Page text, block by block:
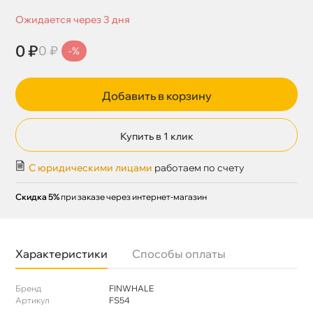
Ожидается через 3 дня
0 ₽0 ₽ -%
Добавить в корзину
Купить в 1 клик
С юридическими лицами работаем по счету
Скидка 5% при заказе через интернет-магазин
Характеристики Способы оплаты
Бренд
FINWHALE
Артикул
FS54